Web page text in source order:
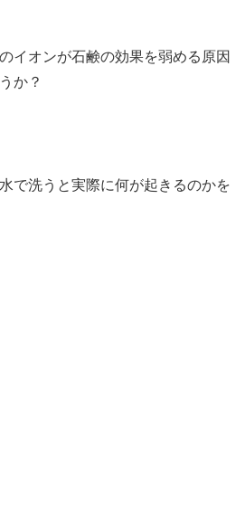
イオンが石鹸の効果を弱める原因
か？
で洗うと実際に何が起きるのかを